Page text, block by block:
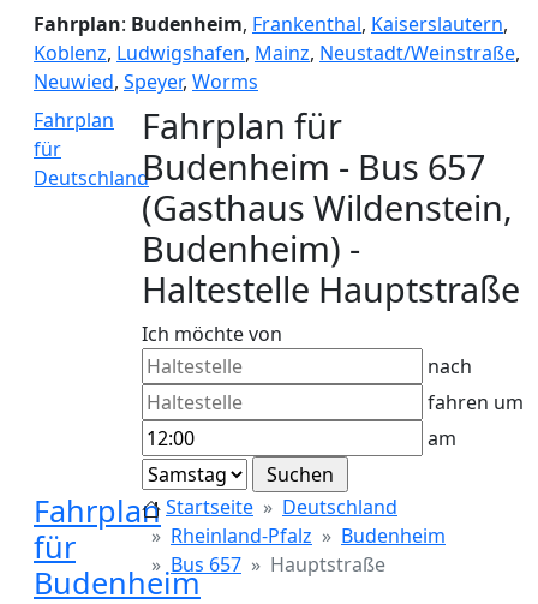
Fahrplan: Budenheim, Frankenthal, Kaiserslautern,
Koblenz, Ludwigshafen, Mainz, Neustadt/Weinstraße,
Neuwied, Speyer, Worms
Fahrplan
für
Deutschland
Fahrplan für
Budenheim - Bus 657
(Gasthaus Wildenstein,
Budenheim) -
Haltestelle Hauptstraße
Ich möchte von
nach
fahren um
am
Fahrplan
für
Budenheim
Startseite
Deutschland
Rheinland-Pfalz
Budenheim
Bus 657
Hauptstraße